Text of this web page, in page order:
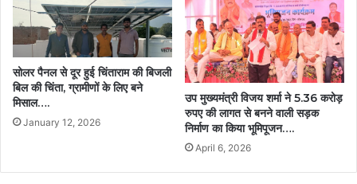
सोलर पैनल से दूर हुई चिंताराम की बिजली
बिल की चिंता, ग्रामीणों के लिए बने
मिसाल….
January 12, 2026
उप मुख्यमंत्री विजय शर्मा ने 5.36 करोड़
रुपए की लागत से बनने वाली सड़क
निर्माण का किया भूमिपूजन….
April 6, 2026